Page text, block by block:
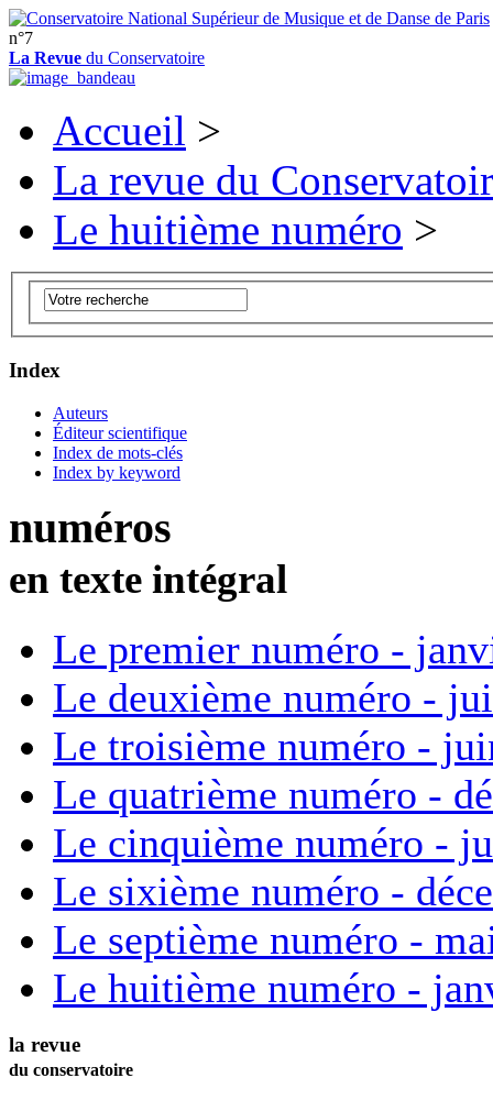
n°7
La Revue du Conservatoire
Accueil >
La revue du
Le huitième numéro >
Index
Auteurs
Éditeur scientifique
Index de mots-clés
Index by keyword
numéros
en texte intégral
Le premier numéro -
Le deuxième numéro -
Le troisième numéro -
Le quatrième numéro -
Le cinquième numéro -
Le sixième numéro -
Le septième numéro -
Le huitième numéro -
la revue
du conservatoire